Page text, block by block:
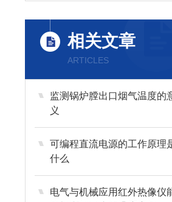
相关文章
ARTICLES
监测锅炉膛出口烟气温度的
义
可编程直流电源的工作原理
什么
电气与机械应用红外热像仪